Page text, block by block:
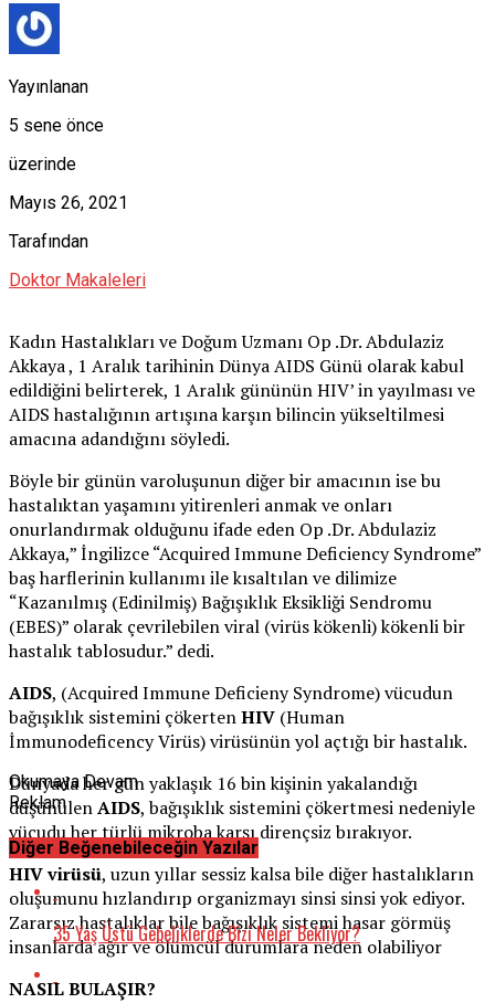
Yayınlanan
5 sene önce
üzerinde
Mayıs 26, 2021
Tarafından
Doktor Makaleleri
Kadın Hastalıkları ve Doğum Uzmanı Op .Dr. Abdulaziz
Akkaya , 1 Aralık tarihinin Dünya AIDS Günü olarak kabul
edildiğini belirterek, 1 Aralık gününün HIV’ in yayılması ve
AIDS hastalığının artışına karşın bilincin yükseltilmesi
amacına adandığını söyledi.
Böyle bir günün varoluşunun diğer bir amacının ise bu
hastalıktan yaşamını yitirenleri anmak ve onları
onurlandırmak olduğunu ifade eden Op .Dr. Abdulaziz
Akkaya,” İngilizce “Acquired Immune Deficiency Syndrome”
baş harflerinin kullanımı ile kısaltılan ve dilimize
“Kazanılmış (Edinilmiş) Bağışıklık Eksikliği Sendromu
(EBES)” olarak çevrilebilen viral (virüs kökenli) kökenli bir
hastalık tablosudur.” dedi.
AIDS, (Acquired Immune Deficieny Syndrome) vücudun
bağışıklık sistemini çökertenHIV (Human
İmmunodeficency Virüs) virüsünün yol açtığı bir hastalık.
Dünyada her gün yaklaşık 16 bin kişinin yakalandığı
düşünülenAIDS, bağışıklık sistemini çökertmesi nedeniyle
vücudu her türlü mikroba karşı dirençsiz bırakıyor.
HIV virüsü, uzun yıllar sessiz kalsa bile diğer hastalıkların
oluşumunu hızlandırıp organizmayı sinsi sinsi yok ediyor.
Zararsız hastalıklar bile bağışıklık sistemi hasar görmüş
insanlarda ağır ve ölümcül durumlara neden olabiliyor
NASIL BULAŞIR?
Okumaya Devam
Reklam
Diğer Beğenebileceğin Yazılar
35 Yaş Üstü Gebeliklerde Bizi Neler Bekliyor?